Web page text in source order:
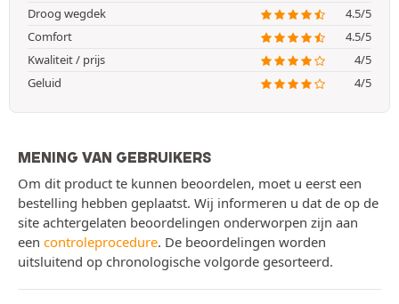
Droog wegdek
4.5/5
Comfort
4.5/5
Kwaliteit / prijs
4/5
Geluid
4/5
MENING VAN GEBRUIKERS
Om dit product te kunnen beoordelen, moet u eerst een
bestelling hebben geplaatst. Wij informeren u dat de op de
site achtergelaten beoordelingen onderworpen zijn aan
een controleprocedure. De beoordelingen worden
uitsluitend op chronologische volgorde gesorteerd.